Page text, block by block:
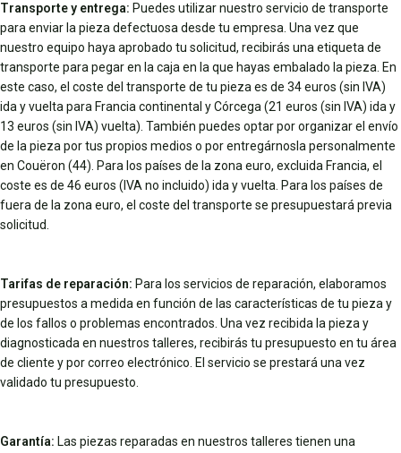
Transporte y entrega: Puedes utilizar nuestro servicio de transporte
para enviar la pieza defectuosa desde tu empresa. Una vez que
nuestro equipo haya aprobado tu solicitud, recibirás una etiqueta de
transporte para pegar en la caja en la que hayas embalado la pieza. En
este caso, el coste del transporte de tu pieza es de 34 euros (sin IVA)
ida y vuelta para Francia continental y Córcega (21 euros (sin IVA) ida y
13 euros (sin IVA) vuelta). También puedes optar por organizar el envío
de la pieza por tus propios medios o por entregárnosla personalmente
en Couëron (44). Para los países de la zona euro, excluida Francia, el
coste es de 46 euros (IVA no incluido) ida y vuelta. Para los países de
fuera de la zona euro, el coste del transporte se presupuestará previa
solicitud.
Tarifas de reparación: Para los servicios de reparación, elaboramos
presupuestos a medida en función de las características de tu pieza y
de los fallos o problemas encontrados. Una vez recibida la pieza y
diagnosticada en nuestros talleres, recibirás tu presupuesto en tu área
de cliente y por correo electrónico. El servicio se prestará una vez
validado tu presupuesto.
Garantía: Las piezas reparadas en nuestros talleres tienen una